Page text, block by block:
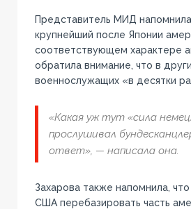
Представитель МИД
крупнейший после Японии
соответствующем характере
обратила внимание, что в
военнослужащих «в десятки
«Какая уж тут «сила
прослушивал
ответ», — написала она.
Захарова также напомнила,
США перебазировать часть